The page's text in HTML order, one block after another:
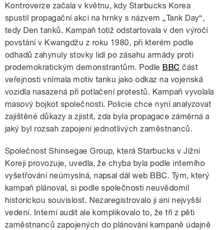
Kontroverze začala v květnu, kdy Starbucks Korea
spustil propagační akci na hrnky s názvem „Tank Day“,
tedy Den tanků. Kampaň totiž odstartovala v den výročí
povstání v Kwangdžu z roku 1980, při kterém podle
odhadů zahynuly stovky lidí po zásahu armády proti
prodemokratickým demonstrantům. Podle BBC část
veřejnosti vnímala motiv tanku jako odkaz na vojenská
vozidla nasazená při potlačení protestů. Kampaň vyvolala
masový bojkot společnosti. Policie chce nyní analyzovat
zajištěné důkazy a zjistit, zda byla propagace záměrná a
jaký byl rozsah zapojení jednotlivých zaměstnanců.
Společnost Shinsegae Group, která Starbucks v Jižní
Koreji provozuje, uvedla, že chyba byla podle interního
vyšetřování neúmyslná, napsal dál web BBC. Tým, který
kampaň plánoval, si podle společnosti neuvědomil
historickou souvislost. Nezaregistrovalo ji ani nejvyšší
vedení. Interní audit ale komplikovalo to, že tři z pěti
zaměstnanců zapojených do plánování kampaně údajně